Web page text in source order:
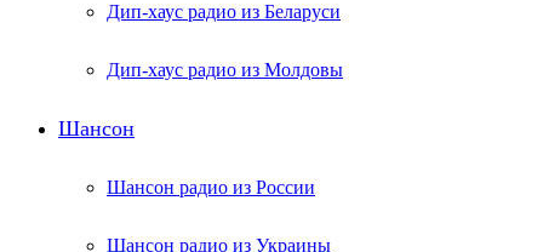
Дип-хаус радио из Беларуси
Дип-хаус радио из Молдовы
Шансон
Шансон радио из России
Шансон радио из Украины